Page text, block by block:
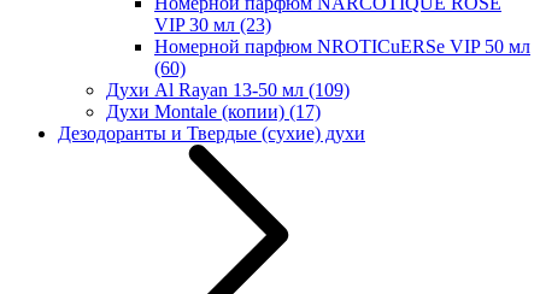
VIP 30 мл (23)
Номерной парфюм NROTICuERSe VIP 50 мл
(60)
Духи Al Rayan 13-50 мл (109)
Духи Montale (копии) (17)
Дезодоранты и Твердые (сухие) духи